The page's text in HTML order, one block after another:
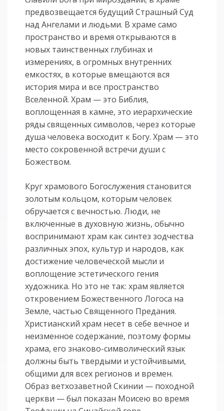
предвозвещается будущий Страшный Суд
над Ангелами и людьми. В храме само
пространство и время открываются в
новых таинственных глубинах и
измерениях, в огромных внутренних
емкостях, в которые вмещаются вся
история мира и все пространство
Вселенной. Храм — это Библия,
воплощенная в камне, это иерархические
ряды священных символов, через которые
душа человека восходит к Богу. Храм — это
место сокровенной встречи души с
Божеством.
Круг храмового Богослужения становится
золотым кольцом, которым человек
обручается с вечностью. Люди, не
включенные в духовную жизнь, обычно
воспринимают храм как синтез зодчества
различных эпох, культур и народов, как
достижение человеческой мысли и
воплощение эстетического гения
художника. Но это не так: храм является
откровением Божественного Логоса на
Земле, частью Священного Предания.
Христианский храм несет в себе вечное и
неизменное содержание, поэтому формы
храма, его знаково-символический язык
должны быть твердыми и устойчивыми,
общими для всех регионов и времен.
Образ ветхозаветной Скинии — походной
церкви — был показан Моисею во время